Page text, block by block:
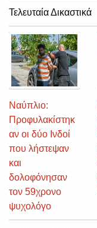
Τελευταία Δικαστικά
Ναύπλιο:
Προφυλακίστηκ
αν οι δύο Ινδοί
που λήστεψαν
και
δολοφόνησαν
τον 59χρονο
ψυχολόγο